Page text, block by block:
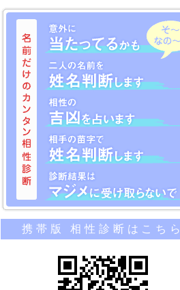
名前だけのカンタン相性診断
意外に当たってるかも
二人の名前を姓名判断します
相性の吉凶を占います
相手の苗字で姓名判断します
携帯版 相性診断はこちら